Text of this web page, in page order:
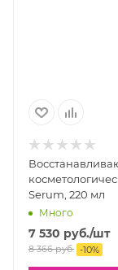
Serum, 220 мл
Много
7 530 руб./шт
8 366руб. -10%